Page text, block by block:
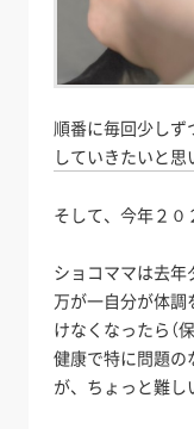
順番に毎回少しず
していきたいと思
そして、今年２０
ショコママは去年
万が一自分が体
けなくなったら（
健康で特に問題の
が、ちょっと難し